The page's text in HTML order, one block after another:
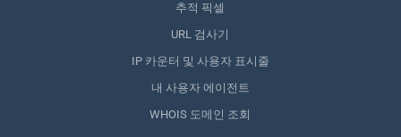
추적 픽셀
URL 검사기
IP 카운터 및 사용자 표시줄
내 사용자 에이전트
WHOIS 도메인 조회